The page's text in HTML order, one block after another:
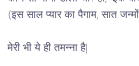
(इस साल प्यार का पैगाम, सात
मेरी भी ये ही तमन्ना है|